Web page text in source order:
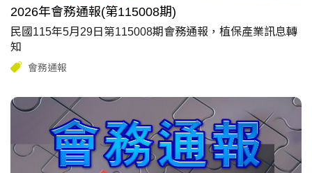
2026年會務通報(第115008期)
民國115年5月29日第115008期會務通報，植保產業訊息轉
知
會務通報